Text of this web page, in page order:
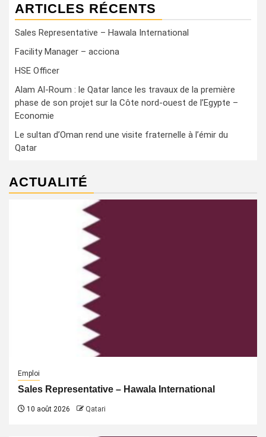
ARTICLES RÉCENTS
Sales Representative – Hawala International
Facility Manager – acciona
HSE Officer
Alam Al-Roum : le Qatar lance les travaux de la première
phase de son projet sur la Côte nord-ouest de l’Egypte –
Economie
Le sultan d’Oman rend une visite fraternelle à l’émir du
Qatar
ACTUALITÉ
Emploi
Sales Representative – Hawala International
10 août 2026 Qatari